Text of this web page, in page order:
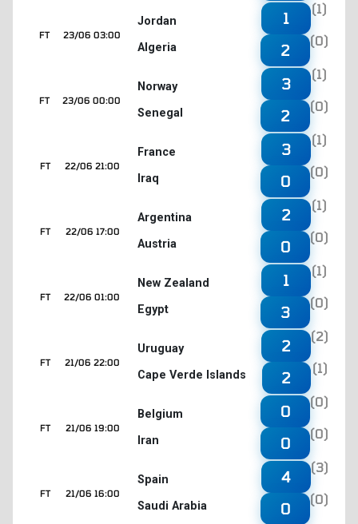
23/06 03:00
FT
Jordan
Algeria
1
(1)
2
(0)
23/06 00:00
FT
Norway
Senegal
3
(1)
2
(0)
22/06 21:00
FT
France
Iraq
3
(1)
0
(0)
22/06 17:00
FT
Argentina
Austria
2
(1)
0
(0)
22/06 01:00
FT
New Zealand
Egypt
1
(1)
3
(0)
21/06 22:00
FT
Uruguay
Cape Verde Islands
2
(2)
2
(1)
21/06 19:00
FT
Belgium
Iran
0
(0)
0
(0)
21/06 16:00
FT
Spain
Saudi Arabia
4
(3)
0
(0)